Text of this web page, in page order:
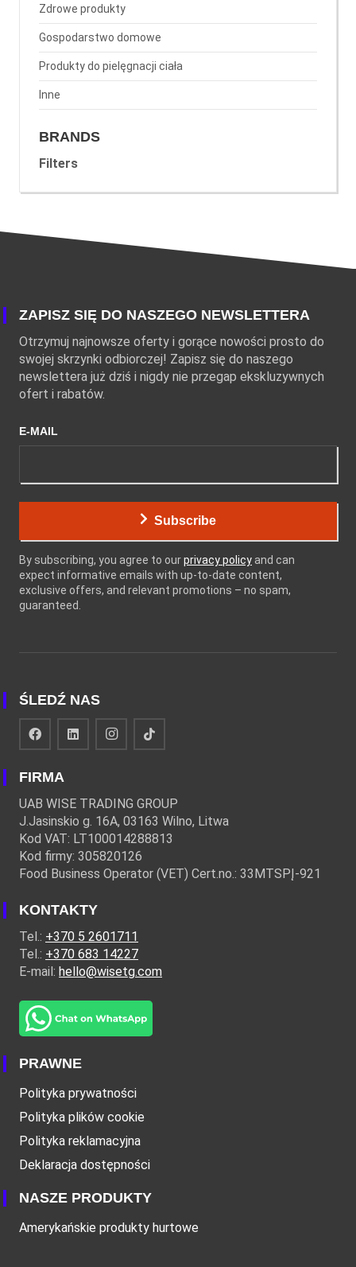
Zdrowe produkty
Gospodarstwo domowe
Produkty do pielęgnacji ciała
Inne
BRANDS
Filters
ZAPISZ SIĘ DO NASZEGO NEWSLETTERA
Otrzymuj najnowsze oferty i gorące nowości prosto do
swojej skrzynki odbiorczej! Zapisz się do naszego
newslettera już dziś i nigdy nie przegap ekskluzywnych
ofert i rabatów.
E-MAIL
Subscribe
By subscribing, you agree to ourprivacy policy and can
expect informative emails with up-to-date content,
exclusive offers, and relevant promotions – no spam,
guaranteed.
ŚLEDŹ NAS
FIRMA
UAB WISE TRADING GROUP
J.Jasinskio g. 16A, 03163 Wilno, Litwa
Kod VAT: LT100014288813
Kod firmy: 305820126
Food Business Operator (VET) Cert.no.: 33MTSPĮ-921
KONTAKTY
Tel.: +370 5 2601711
Tel.: +370 683 14227
E-mail: hello@wisetg.com
PRAWNE
Polityka prywatności
Polityka plików cookie
Polityka reklamacyjna
Deklaracja dostępności
NASZE PRODUKTY
Amerykańskie produkty hurtowe